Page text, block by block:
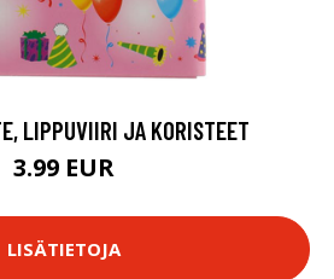
LIPPUVIIRI JA KORISTEET
3.99 EUR
LISÄTIETOJA